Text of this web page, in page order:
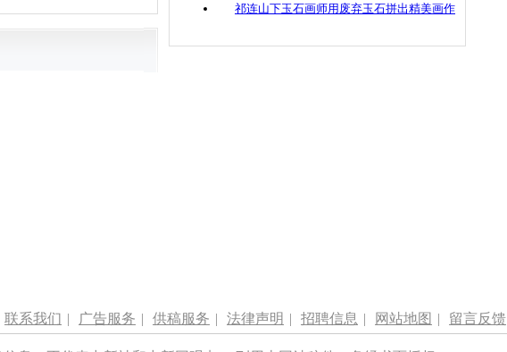
祁连山下玉石画师用废弃玉石拼出精美画作
联系我们 | 广告服务 | 供稿服务 | 法律声明 | 招聘信息 | 网站地图 | 留言反馈